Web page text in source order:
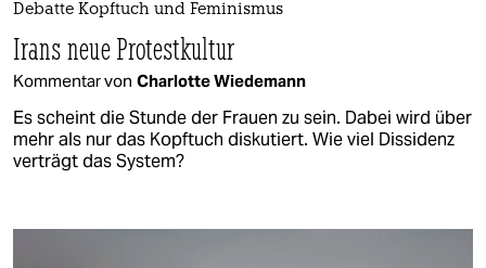
Debatte Kopftuch und Feminismus
Irans neue Protestkultur
Kommentar von Charlotte Wiedemann
Es scheint die Stunde der Frauen zu sein. Dabei wird über
mehr als nur das Kopftuch diskutiert. Wie viel Dissidenz
verträgt das System?